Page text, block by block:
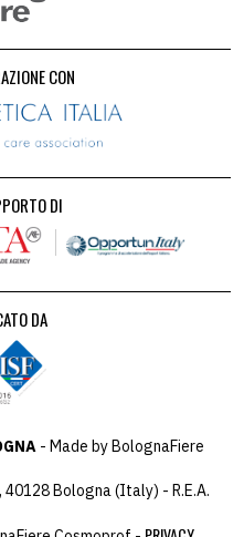
CON
DI
DA
- Made by BolognaFiere
Bologna (Italy) - R.E.A.